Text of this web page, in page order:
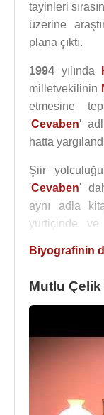
tayinleri
üzerine
plana çıktı.
1994 yılında
milletvekilinin
etmesine
'Cevaben'
hatta
Şiir
'Cevaben'
aynı adla
yurtiçinde ve
“Sokak
’un
“Çocuk
eşzamanlı
Ekibinin
seçilmesiyle
Biyografinin
Mutlu Çelik